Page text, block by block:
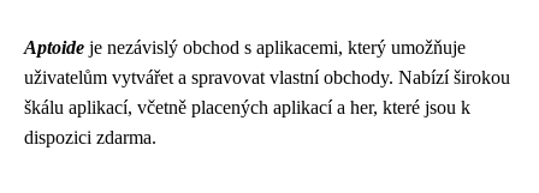
Aptoide je nezávislý obchod s aplikacemi, který umožňuje
uživatelům vytvářet a spravovat vlastní obchody. Nabízí širokou
škálu aplikací, včetně placených aplikací a her, které jsou k
dispozici zdarma.